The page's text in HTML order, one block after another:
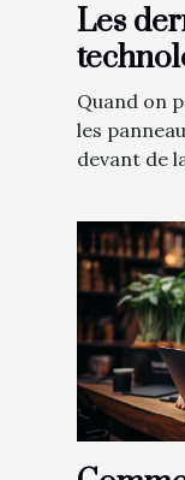
Les
Quand on
les
devant de